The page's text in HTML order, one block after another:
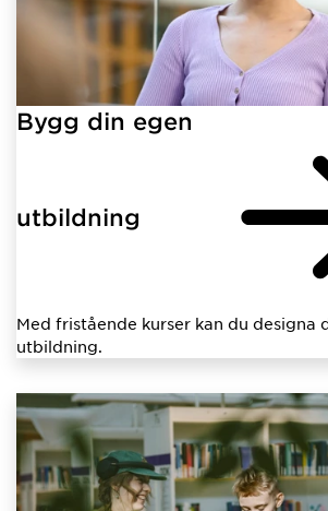
Bygg din egen
utbildning
Med fristående kurser kan du designa
utbildning.